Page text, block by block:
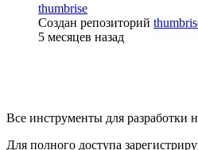
thumbrise
Создан репозиторий
5 месяцев назад
Все инструменты для разработки
Для полного доступа